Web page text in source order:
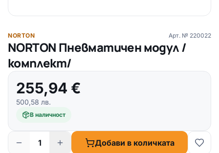
NORTON Арт. № 220022
NORTON Пневматичен модул /
комплект/
255,94 €
500,58 лв.
В наличност
Добави в количката